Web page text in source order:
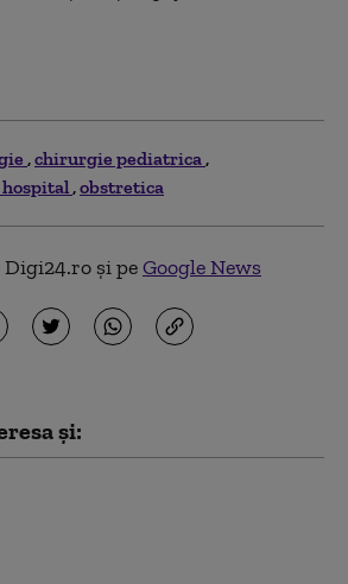
chirurgie pediatrica
hospital obstretica
și peGoogle News
și: